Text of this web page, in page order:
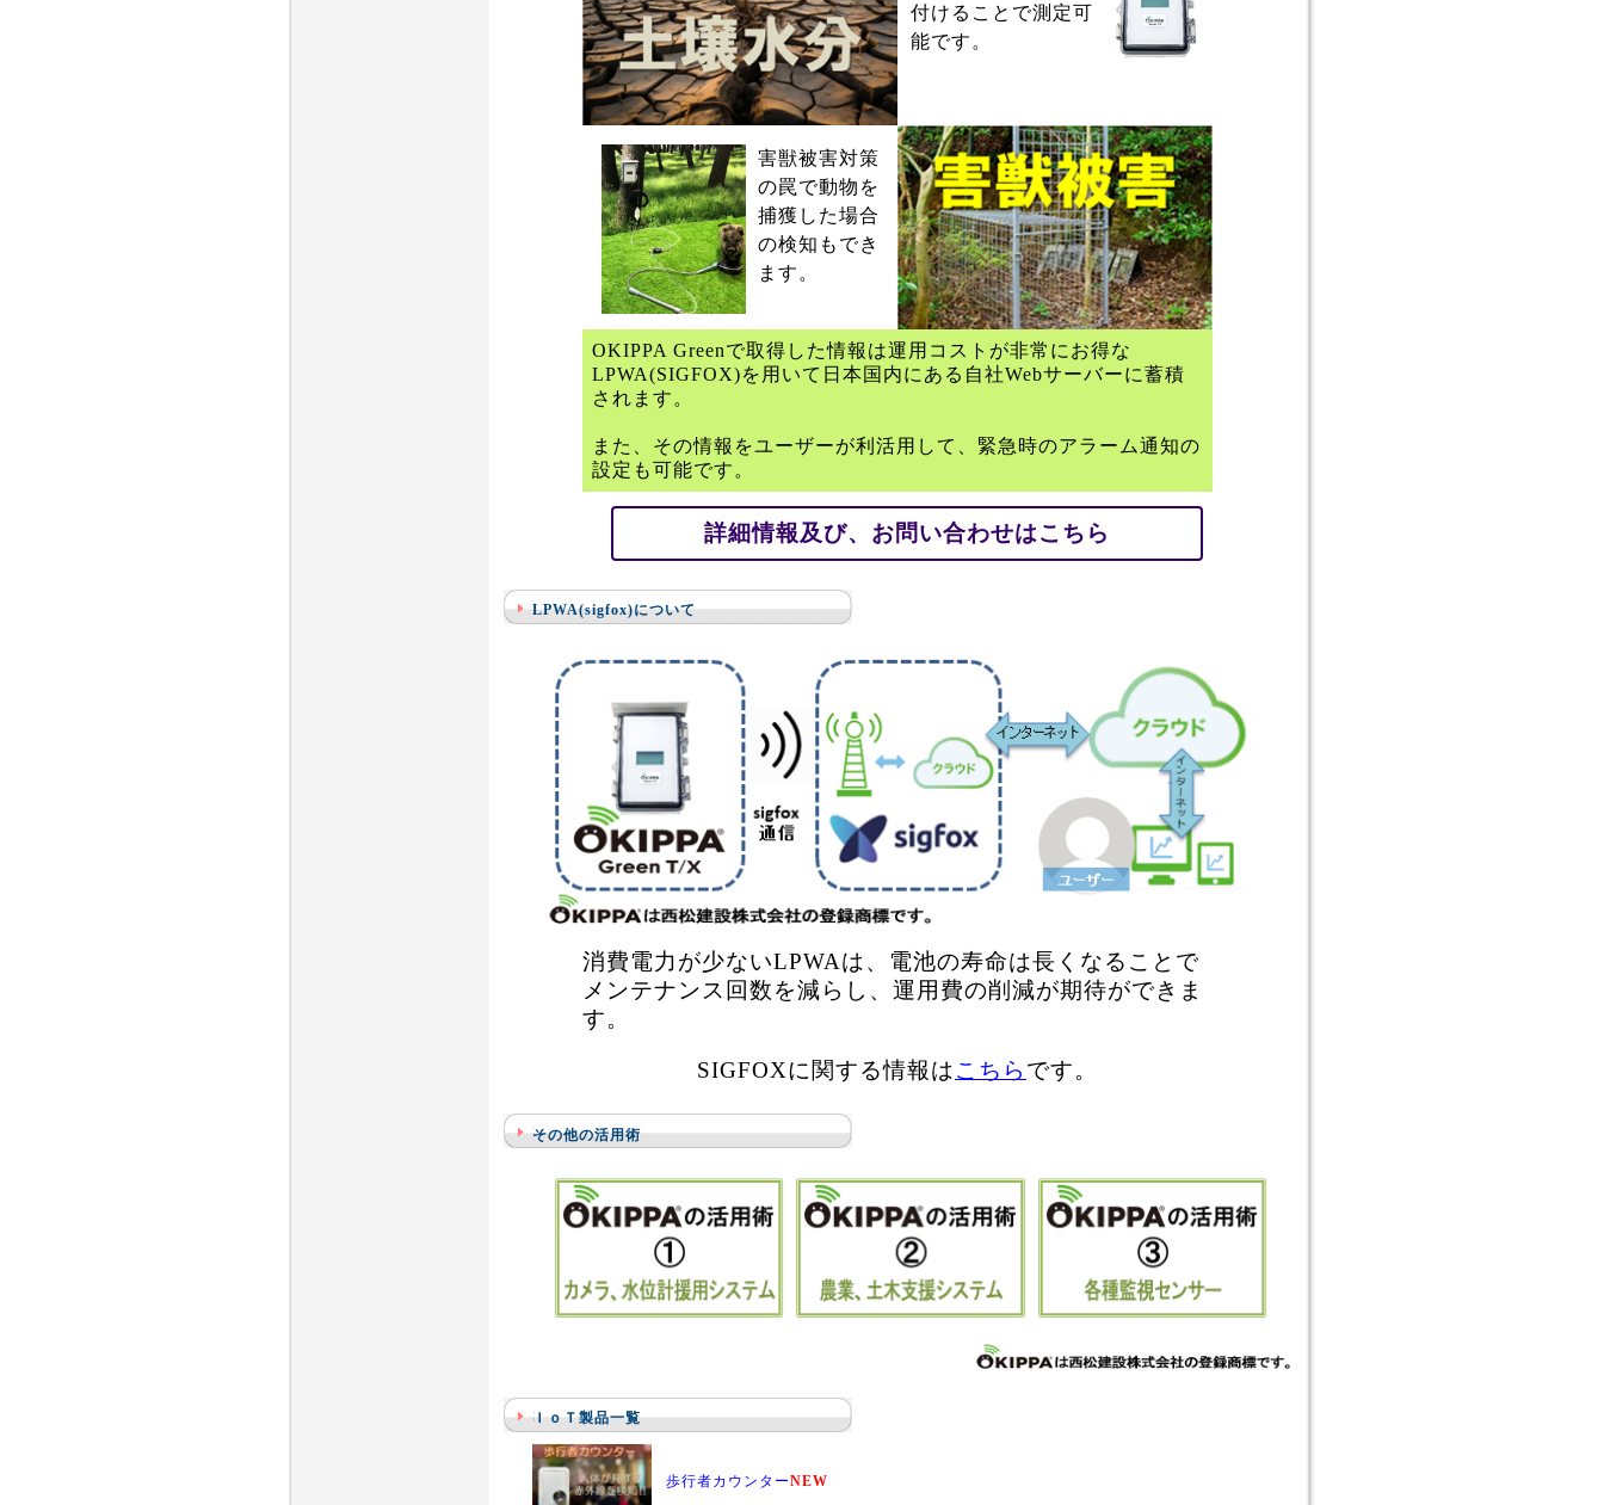
付けることで測定可
能です。
害獣被害対策
の罠で動物を
捕獲した場合
の検知もでき
ます。
OKIPPA Greenで取得した情報は運用コストが非常にお得な
LPWA(SIGFOX)を用いて日本国内にある自社Webサーバーに蓄積
されます。
また、その情報をユーザーが利活用して、緊急時のアラーム通知の
設定も可能です。
詳細情報及び、お問い合わせはこちら
LPWA(sigfox)について
消費電力が少ないLPWAは、電池の寿命は長くなることで
メンテナンス回数を減らし、運用費の削減が期待ができま
す。
SIGFOXに関する情報はこちら です。
その他の活用術
ＩｏＴ製品一覧
歩行者カウンターNEW